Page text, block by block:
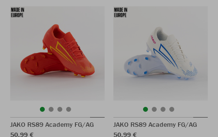
JAKO RS89 Academy FG/AG
50,99 €
JAKO RS89 Academy FG/AG
50,99 €